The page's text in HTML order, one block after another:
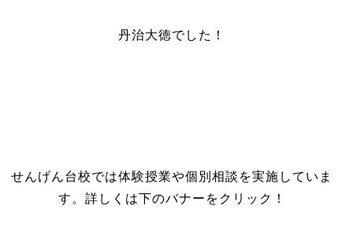
丹治大徳でした！
せんげん台校では体験授業や個別相談を実施していま
す。詳しくは下のバナーをクリック！